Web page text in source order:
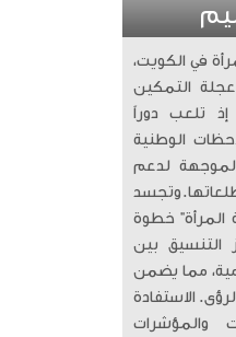
في الكويت،
التمكين
إذ تلعب دوراً
الوطنية
لدعم
​وتجسد
خطوة
التنسيق بين
مما يضمن
الاستفادة
والمؤشرات